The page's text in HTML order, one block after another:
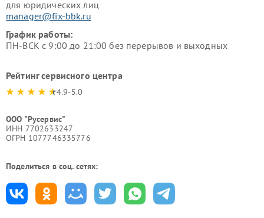
для юридических лиц
manager@fix-bbk.ru
График работы:
ПН-ВСК с 9:00 до 21:00 без перерывов и выходных
Рейтинг сервисного центра
4.9-5.0
ООО "Русервис"
ИНН 7702633247
ОГРН 1077746335776
Поделиться в соц. сетях: